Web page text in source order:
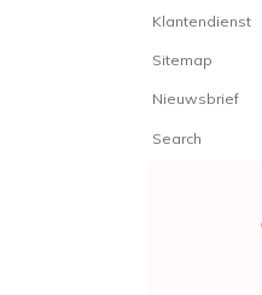
Klantendienst
Sitemap
Nieuwsbrief
Search